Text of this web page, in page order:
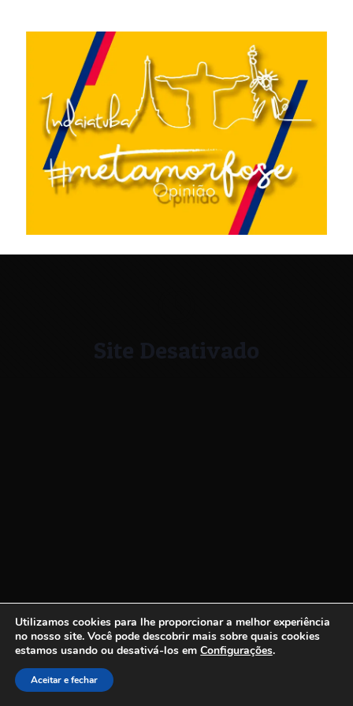
Site Desativado
Utilizamos cookies para lhe proporcionar a melhor experiência
no nosso site. Você pode descobrir mais sobre quais cookies
estamos usando ou desativá-los em Configurações.
Aceitar e fechar